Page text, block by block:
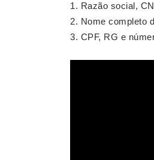
Razão social,
Nome completo
CPF, RG e